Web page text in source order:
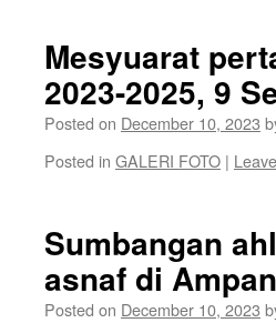
Mesyuarat
2023-2025, 9
Posted on December 10, 2023
Posted in GALERI FOTO |
Sumbangan
asnaf di
Posted on December 10, 2023